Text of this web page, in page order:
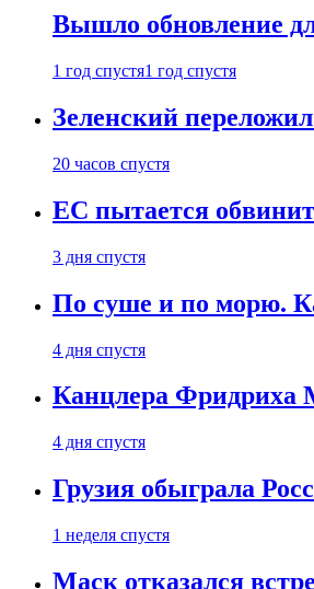
Вышло обновление
1 год спустя1 год спустя
Зеленский
20 часов спустя
ЕС пытается
3 дня спустя
По суше и по морю.
4 дня спустя
Канцлера Фридриха
4 дня спустя
Грузия обыграла
1 неделя спустя
Маск отказался